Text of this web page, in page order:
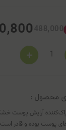
محصول :
آرایش پوست
پوست بوده و قادر